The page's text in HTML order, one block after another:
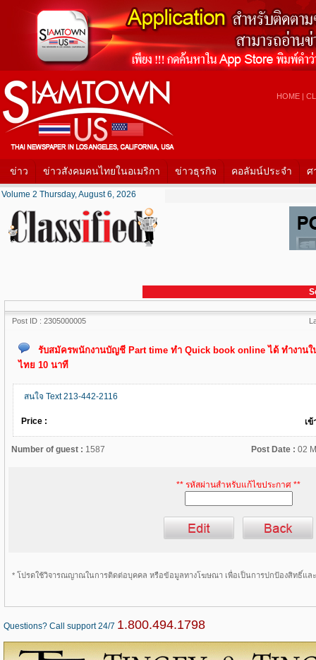
HOME |
ข่าว ข่าวสังคมคนไทยในอเมริกา ข่าวธุรกิจ คอลัมน์ประจำ ศ
Volume 2 Thursday, August 6, 2026
Post ID : 2305000005
รับสมัครพนักงานบัญชี Part time ทำ Quick book online ได้ ทำงานใ
ไทย 10 นาที
สนใจ Text 213-442-2116
Price : เ
Number of guest : 1587 Post Date : 02
** รหัสผ่านสำหรับแก้ไขประกาศ **
* โปรดใช้วิจารณญาณในการติดต่อบุคคล หรือข้อมูลทางโฆษณา เพื่อเป็นการปกป้องสิทธิ์แล
Questions? Call support 24/7 1.800.494.1798